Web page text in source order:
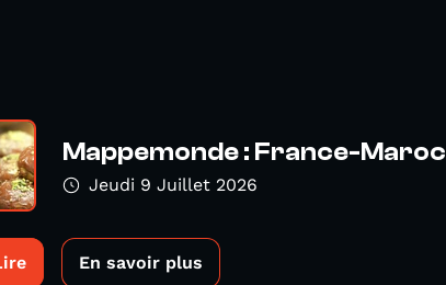
Mappemonde : France-Maroc
Jeudi 9 Juillet 2026
En savoir plus